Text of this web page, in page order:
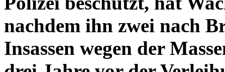
nachdem ihn zwei nach
Insassen wegen der